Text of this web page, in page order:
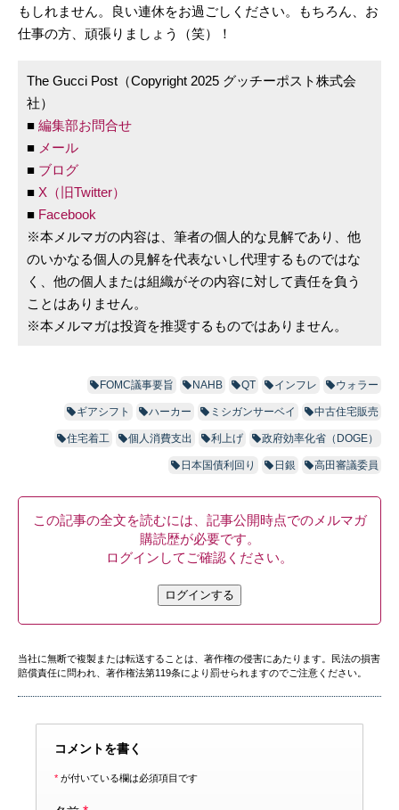
もしれません。良い連休をお過ごしください。もちろん、お
仕事の方、頑張りましょう（笑）！
The Gucci Post（Copyright 2025 グッチーポスト株式会
社）
■ 編集部お問合せ
■ メール
■ ブログ
■ X（旧Twitter）
■ Facebook
※本メルマガの内容は、筆者の個人的な見解であり、他
のいかなる個人の見解を代表ないし代理するものではな
く、他の個人または組織がその内容に対して責任を負う
ことはありません。
※本メルマガは投資を推奨するものではありません。
FOMC議事要旨 NAHB QT インフレ ウォラー
ギアシフト ハーカー ミシガンサーベイ 中古住宅販売
住宅着工 個人消費支出 利上げ 政府効率化省（DOGE）
日本国債利回り 日銀 高田審議委員
この記事の全文を読むには、記事公開時点でのメルマガ
購読歴が必要です。
ログインしてご確認ください。
ログインする
当社に無断で複製または転送することは、著作権の侵害にあたります。民法の損害
賠償責任に問われ、著作権法第119条により罰せられますのでご注意ください。
コメントを書く
* が付いている欄は必須項目です